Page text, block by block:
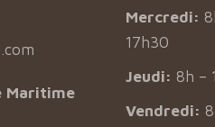
Maritime
Mercredi:
17h30
Jeudi: 8h –
Vendredi: